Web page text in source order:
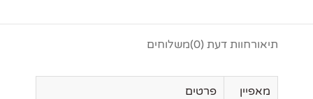
תיאורחוות דעת (0) משלוחים
מאפיין פרטים